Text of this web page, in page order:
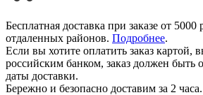
Бесплатная доставка при заказе от 5000
отдаленных районов. Подробнее.
Если вы хотите оплатить заказ картой,
российским банком, заказ должен быть
даты доставки.
Бережно и безопасно доставим за 2 часа.